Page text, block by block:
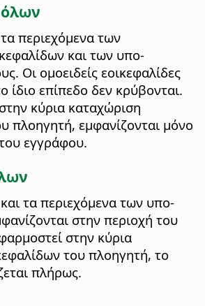
περιεχόμενα των
και των υπο-
Οι ομοειδείς εοικεφαλίδες
ίδιο επίπεδο δεν κρύβονται.
κύρια καταχώριση
πλοηγητή, εμφανίζονται μόνο
εγγράφου.
τα περιεχόμενα των υπο-
στην περιοχή του
στην κύρια
του πλοηγητή, το
πλήρως.